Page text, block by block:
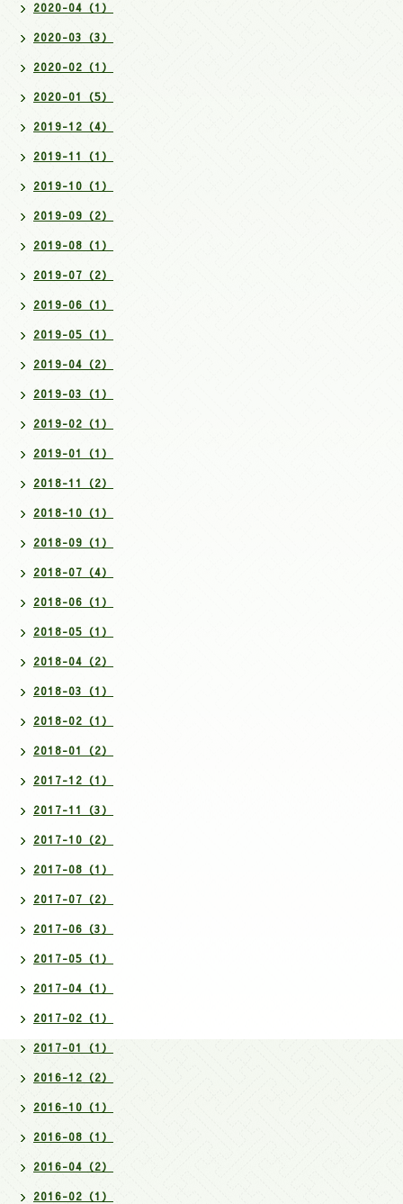
2020-04（1）
2020-03（3）
2020-02（1）
2020-01（5）
2019-12（4）
2019-11（1）
2019-10（1）
2019-09（2）
2019-08（1）
2019-07（2）
2019-06（1）
2019-05（1）
2019-04（2）
2019-03（1）
2019-02（1）
2019-01（1）
2018-11（2）
2018-10（1）
2018-09（1）
2018-07（4）
2018-06（1）
2018-05（1）
2018-04（2）
2018-03（1）
2018-02（1）
2018-01（2）
2017-12（1）
2017-11（3）
2017-10（2）
2017-08（1）
2017-07（2）
2017-06（3）
2017-05（1）
2017-04（1）
2017-02（1）
2017-01（1）
2016-12（2）
2016-10（1）
2016-08（1）
2016-04（2）
2016-02（1）